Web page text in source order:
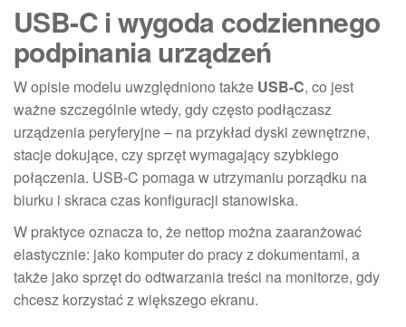
USB-C i wygoda codziennego
podpinania urządzeń
W opisie modelu uwzględniono także USB-C, co jest
ważne szczególnie wtedy, gdy często podłączasz
urządzenia peryferyjne – na przykład dyski zewnętrzne,
stacje dokujące, czy sprzęt wymagający szybkiego
połączenia. USB-C pomaga w utrzymaniu porządku na
biurku i skraca czas konfiguracji stanowiska.
W praktyce oznacza to, że nettop można zaaranżować
elastycznie: jako komputer do pracy z dokumentami, a
także jako sprzęt do odtwarzania treści na monitorze, gdy
chcesz korzystać z większego ekranu.